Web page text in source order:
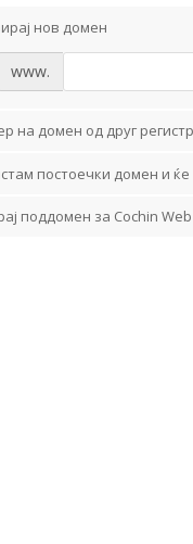
нов домен
www.
на домен од друг
постоечки домен и
поддомен за Cochin